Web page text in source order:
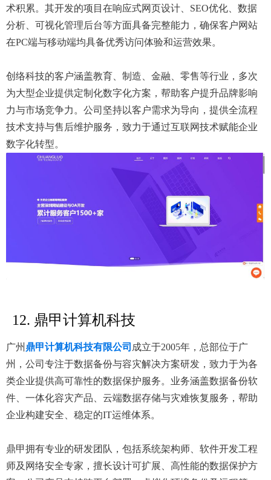
术积累。其开发的项目在响应式网页设计、SEO优化、数据
分析、可视化管理后台等方面具备完整能力，确保客户网站
在PC端与移动端均具备优秀访问体验和运营效果。
创络科技的客户涵盖教育、制造、金融、零售等行业，多次
为大型企业提供定制化数字化方案，帮助客户提升品牌影响
力与市场竞争力。公司坚持以客户需求为导向，提供全流程
技术支持与售后维护服务，致力于通过互联网技术赋能企业
数字化转型。
12. 鼎甲计算机科技
广州 鼎甲计算机科技有限公司 成立于2005年，总部位于广
州，公司专注于数据备份与容灾解决方案研发，致力于为各
类企业提供高可靠性的数据保护服务。业务涵盖数据备份软
件、一体化容灾产品、云端数据存储与灾难恢复服务，帮助
企业构建安全、稳定的IT运维体系。
鼎甲拥有专业的研发团队，包括系统架构师、软件开发工程
师及网络安全专家，擅长设计可扩展、高性能的数据保护方